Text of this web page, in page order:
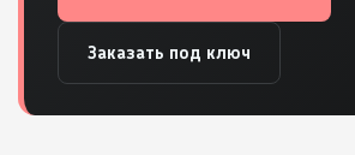
Заказать под ключ